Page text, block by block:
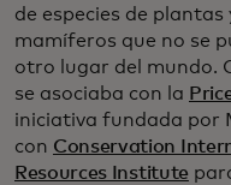
de especies de
mamíferos que no se
otro lugar del mundo.
se asociaba con la
iniciativa fundada por
con Conservation
Resources Institute